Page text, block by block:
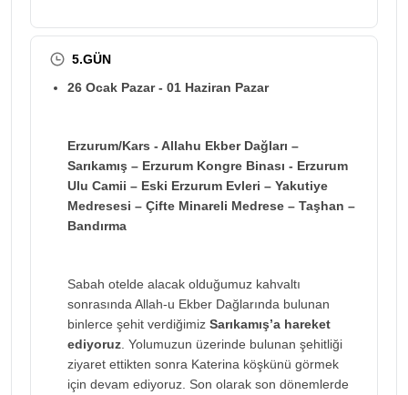
5.GÜN
26 Ocak Pazar - 01 Haziran Pazar
Erzurum/Kars - Allahu Ekber Dağları –
Sarıkamış – Erzurum Kongre Binası - Erzurum
Ulu Camii – Eski Erzurum Evleri – Yakutiye
Medresesi – Çifte Minareli Medrese – Taşhan –
Bandırma
Sabah otelde alacak olduğumuz kahvaltı
sonrasında Allah-u Ekber Dağlarında bulunan
binlerce şehit verdiğimiz Sarıkamış’a hareket
ediyoruz . Yolumuzun üzerinde bulunan şehitliği
ziyaret ettikten sonra Katerina köşkünü görmek
için devam ediyoruz. Son olarak son dönemlerde